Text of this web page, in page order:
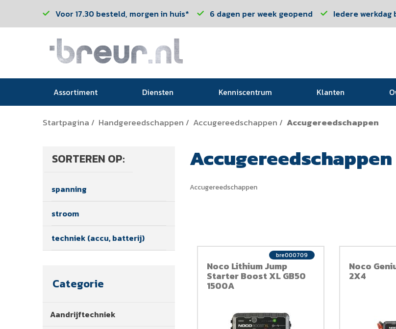
Voor 17.30 besteld, morgen in huis* 6 dagen per week geopend Iedere werkdag
Assortiment Diensten Kenniscentrum Klanten
Startpagina / Handgereedschappen / Accugereedschappen / Accugereedschappen
SORTEREN OP:
spanning
stroom
techniek (accu, batterij)
Categorie
Aandrijftechniek
Accugereedschappen
Accugereedschappen
Noco Lithium Jump
Starter Boost XL GB50
1500A
bre000709
Noco
2X4